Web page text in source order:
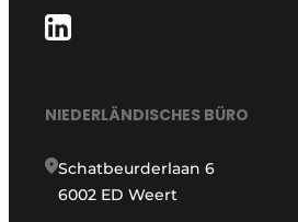
NIEDERLÄNDISCHES BÜRO
Schatbeurderlaan 6
6002 ED Weert